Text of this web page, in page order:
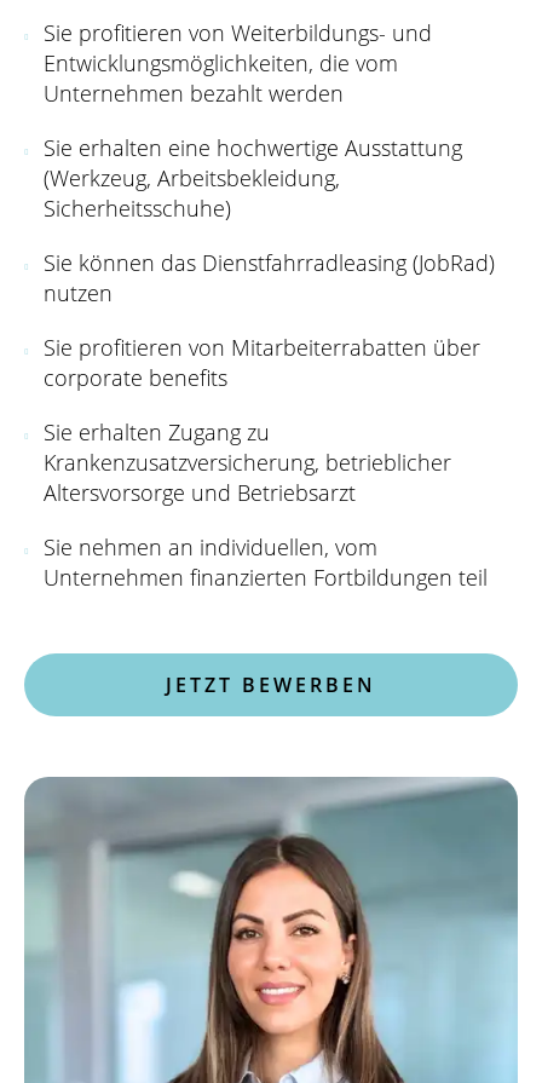
Sie profitieren von Weiterbildungs- und
Entwicklungsmöglichkeiten, die vom
Unternehmen bezahlt werden
Sie erhalten eine hochwertige Ausstattung
(Werkzeug, Arbeitsbekleidung,
Sicherheitsschuhe)
Sie können das Dienstfahrradleasing (JobRad)
nutzen
Sie profitieren von Mitarbeiterrabatten über
corporate benefits
Sie erhalten Zugang zu
Krankenzusatzversicherung, betrieblicher
Altersvorsorge und Betriebsarzt
Sie nehmen an individuellen, vom
Unternehmen finanzierten Fortbildungen teil
JETZT BEWERBEN